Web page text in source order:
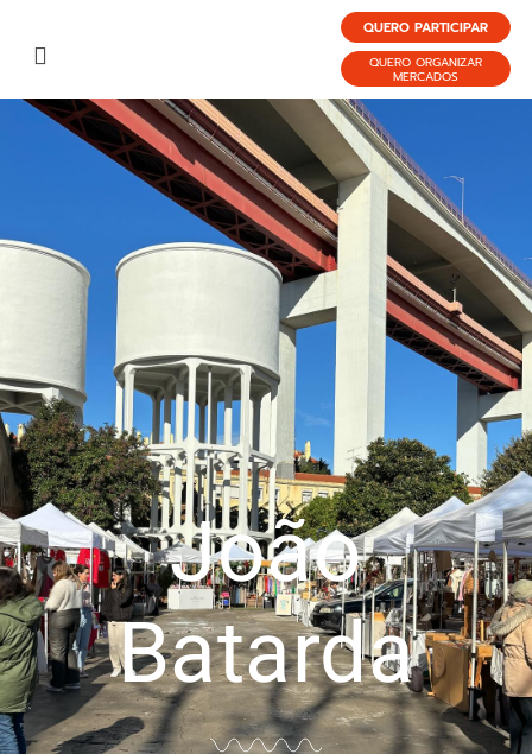
QUERO PARTICIPAR
QUERO ORGANIZAR
MERCADOS
João
Batarda